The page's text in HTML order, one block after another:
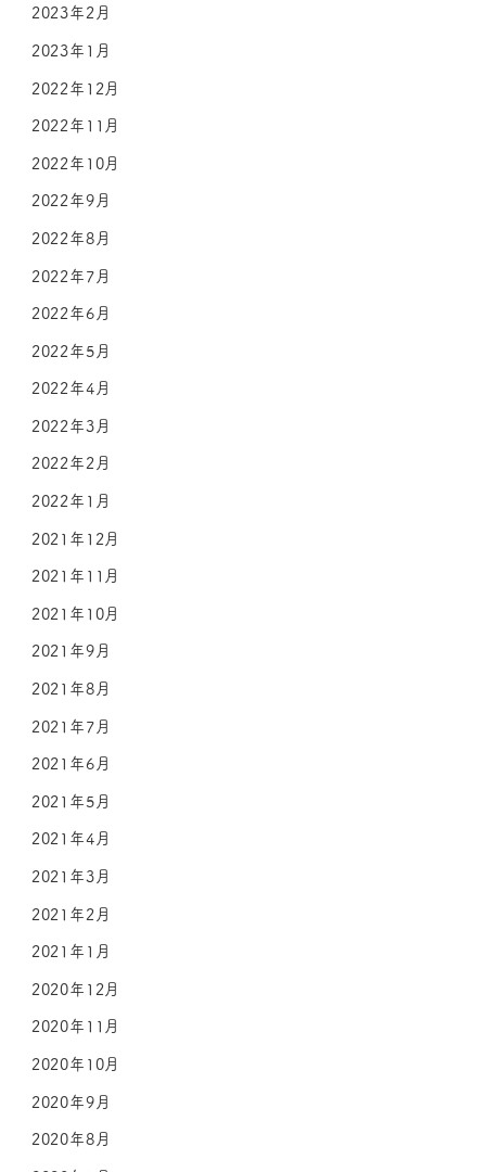
2023年2月
2023年1月
2022年12月
2022年11月
2022年10月
2022年9月
2022年8月
2022年7月
2022年6月
2022年5月
2022年4月
2022年3月
2022年2月
2022年1月
2021年12月
2021年11月
2021年10月
2021年9月
2021年8月
2021年7月
2021年6月
2021年5月
2021年4月
2021年3月
2021年2月
2021年1月
2020年12月
2020年11月
2020年10月
2020年9月
2020年8月